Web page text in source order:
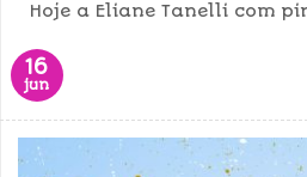
Hoje a Eliane Tanelli com
16
jun